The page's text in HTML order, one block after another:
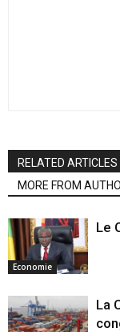
RELATED ARTICLES
MORE FROM
Economie
Le
La